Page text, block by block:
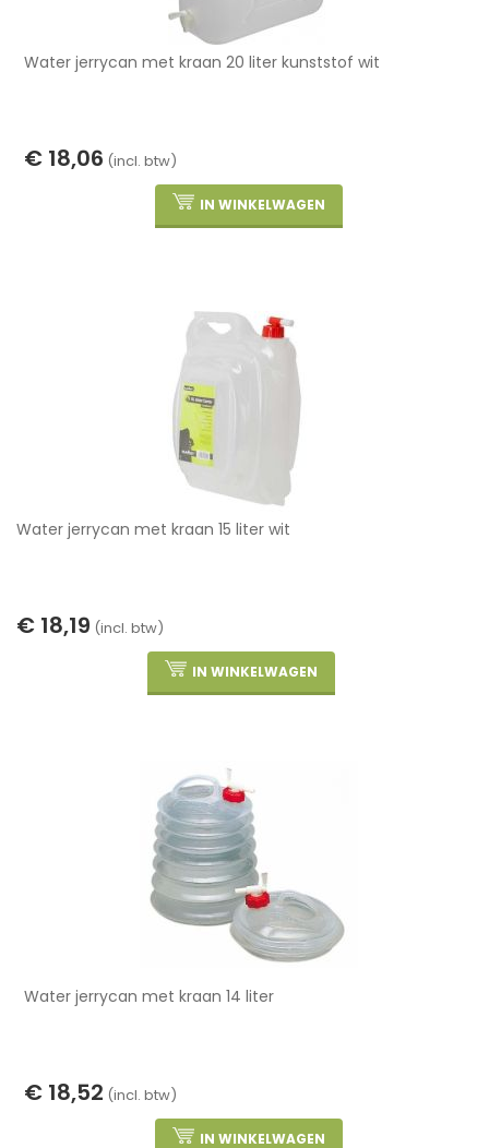
Water jerrycan met kraan 20 liter kunststof wit
€ 18,06 (incl. btw)
IN WINKELWAGEN
Water jerrycan met kraan 15 liter wit
€ 18,19 (incl. btw)
IN WINKELWAGEN
Water jerrycan met kraan 14 liter
€ 18,52 (incl. btw)
IN WINKELWAGEN